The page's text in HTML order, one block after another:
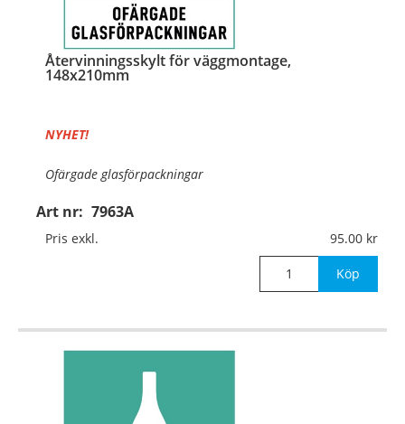
Återvinningsskylt för väggmontage,
148x210mm
Art nr: 7963A
NYHET!
Ofärgade glasförpackningar
Material:Aluminium, 0,7mm (väggmontage)
Pris exkl. 95.00
Köp